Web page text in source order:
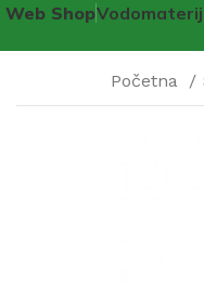
Web Shop
Početna